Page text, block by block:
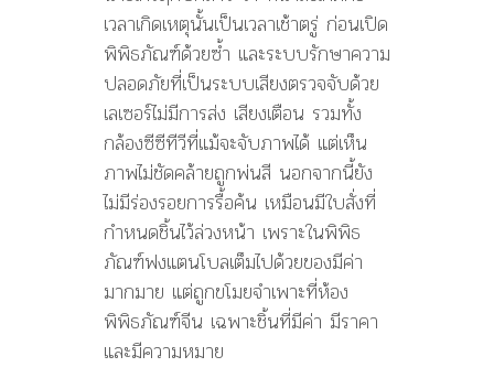
เวลาเกิดเหตุนั้นเป็นเวลาเช้าตรู่ ก่อนเปิด
พิพิธภัณฑ์ด้วยซ้ำ และระบบรักษาความ
ปลอดภัยที่เป็นระบบเสียงตรวจจับด้วย
เลเซอร์ไม่มีการส่ง เสียงเตือน รวมทั้ง
กล้องซีซีทีวีที่แม้จะจับภาพได้ แต่เห็น
ภาพไม่ชัดคล้ายถูกพ่นสี นอกจากนี้ยัง
ไม่มีร่องรอยการรื้อค้น เหมือนมีใบสั่งที่
กำหนดชิ้นไว้ล่วงหน้า เพราะในพิพิธ
ภัณฑ์ฟงแตนโบลเต็มไปด้วยของมีค่า
มากมาย แต่ถูกขโมยจำเพาะที่ห้อง
พิพิธภัณฑ์จีน เฉพาะชิ้นที่มีค่า มีราคา
และมีความหมาย